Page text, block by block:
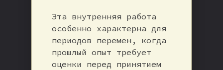
Эта внутренняя работа
особенно характерна для
периодов перемен, когда
прошлый опыт требует
оценки перед принятием